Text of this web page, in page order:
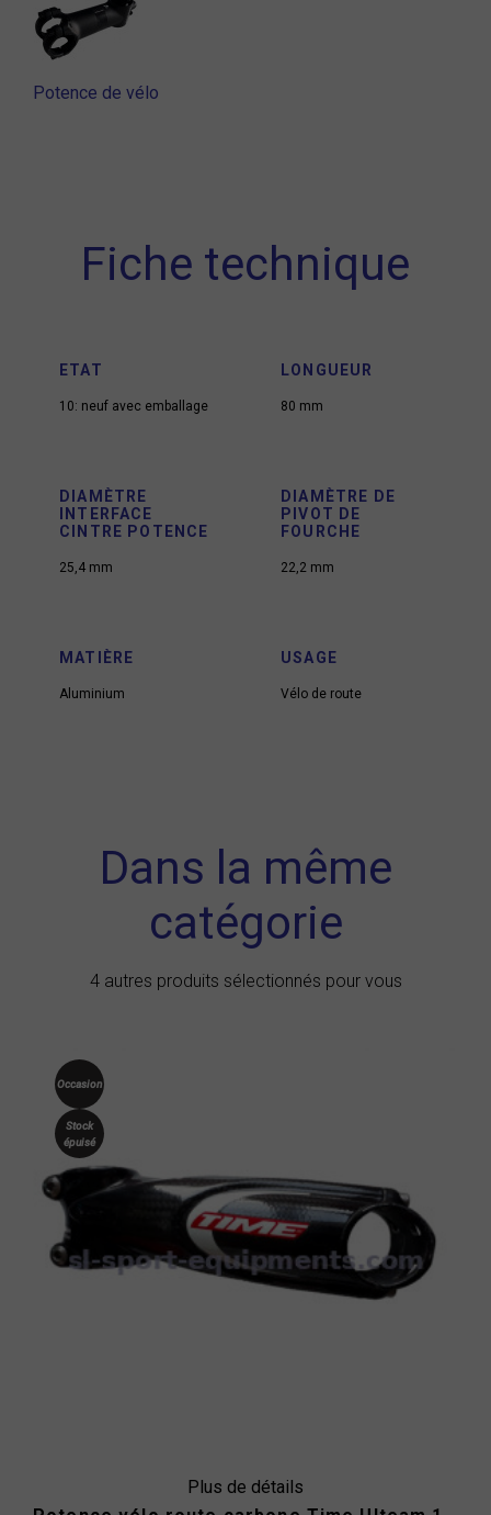
Potence de vélo
Fiche technique
ETAT
10: neuf avec emballage
LONGUEUR
80 mm
DIAMÈTRE
INTERFACE
CINTRE POTENCE
25,4 mm
DIAMÈTRE DE
PIVOT DE
FOURCHE
22,2 mm
MATIÈRE
Aluminium
USAGE
Vélo de route
Dans la même
catégorie
4 autres produits sélectionnés pour vous
Plus de détails
Occasion
Stock
épuisé